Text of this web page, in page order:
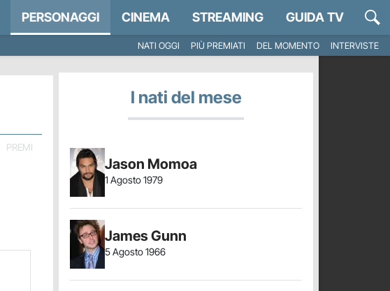
PERSONAGGI CINEMA STREAMING GUIDA TV
NATI OGGI PIÙ PREMIATI DEL MOMENTO
INTERVISTE
PREMI
I nati del mese
Jason Momoa
1 Agosto 1979
James Gunn
5 Agosto 1966